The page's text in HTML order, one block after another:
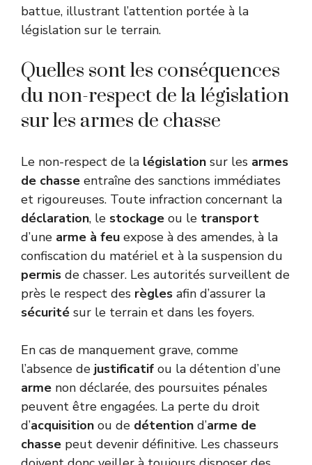
battue, illustrant l’attention portée à la
législation sur le terrain.
Quelles sont les conséquences
du non-respect de la législation
sur les armes de chasse
Le non-respect de la législation sur les armes
de chasse entraîne des sanctions immédiates
et rigoureuses. Toute infraction concernant la
déclaration, le stockage ou le transport
d’une arme à feu expose à des amendes, à la
confiscation du matériel et à la suspension du
permis de chasser. Les autorités surveillent de
près le respect des règles afin d’assurer la
sécurité sur le terrain et dans les foyers.
En cas de manquement grave, comme
l’absence de justificatif ou la détention d’une
arme non déclarée, des poursuites pénales
peuvent être engagées. La perte du droit
d’acquisition ou de détention d’arme de
chasse peut devenir définitive. Les chasseurs